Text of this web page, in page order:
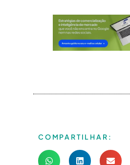
COMPARTILHAR: